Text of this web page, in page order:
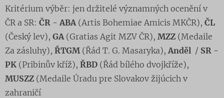
Kritérium výběr: jen držitelé významných ocenění v
ČR a SR: ČR - ABA (Artis Bohemiae Amicis MKČR), ČL
(Český lev), GA (Gratias Agit MZV ČR), MZZ (Medaile
Za zásluhy), ŘTGM (Řád T. G. Masaryka), Anděl / SR -
PK (Pribinův kříž), ŘBD (Řád bílého dvojkříže),
MUSZZ (Medaile Úradu pre Slovakov žijúcich v
zahraničí